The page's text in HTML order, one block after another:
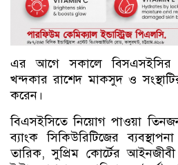
এর আগে সকালে বিসএসইসির
খন্দকার রাশেদ মাকসুদ ও
করেন।
বিএসইসিতে নিয়োগ পাওয়া
ব্যাংক সিকিউরিটিজের
তারিক, সুপ্রিম কোর্টের